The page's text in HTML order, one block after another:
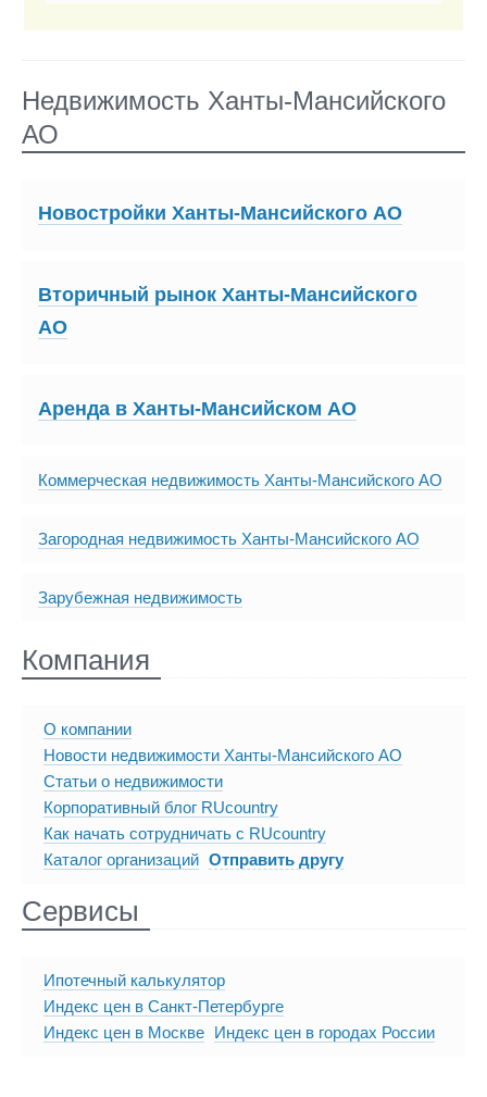
Недвижимость Ханты-Мансийского
АО
Новостройки Ханты-Мансийского АО
Вторичный рынок Ханты-Мансийского
АО
Аренда в Ханты-Мансийском АО
Коммерческая недвижимость Ханты-Мансийского АО
Загородная недвижимость Ханты-Мансийского АО
Зарубежная недвижимость
Компания
О компании
Новости недвижимости Ханты-Мансийского АО
Статьи о недвижимости
Корпоративный блог RUcountry
Как начать сотрудничать с RUcountry
Каталог организаций Отправить другу
Сервисы
Ипотечный калькулятор
Индекс цен в Санкт-Петербурге
Индекс цен в Москве Индекс цен в городах России